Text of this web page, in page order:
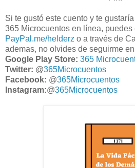
Si te gustó este cuento y te
365 Microcuentos en línea,
PayPal.me/helderz o a través de
ademas, no olvides de seguirme
Google Play Store: 365
Twitter: @365Microcuentos
Facebook: @365Microcuentos
Instagram:@365Microcuentos